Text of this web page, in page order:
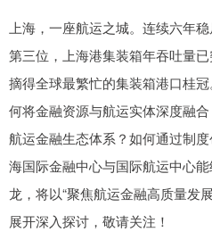
上海，一座航运之城。连续六年
第三位，上海港集装箱年吞吐量
摘得全球最繁忙的集装箱港口桂
何将金融资源与航运实体深度融
航运金融生态体系？如何通过制
海国际金融中心与国际航运中心
龙，将以“聚焦航运金融高质量发
展开深入探讨，敬请关注！